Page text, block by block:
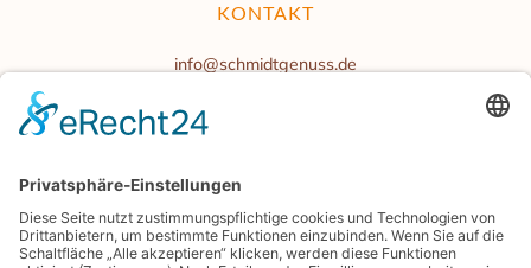
KONTAKT
info@schmidtgenuss.de
Mo.-Fr. 08:00 bis 16:00 Uhr
Samstag/Sonntag geschlossen